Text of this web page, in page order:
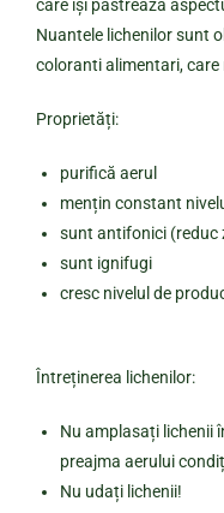
care își păstrează
Nuantele lichenilor sunt
coloranti alimentari,
Proprietăți:
purifică aerul
mențin constant
sunt antifonici (reduc
sunt ignifugi
cresc nivelul de
Întreținerea lichenilor:
Nu amplasați lichenii
preajma aerului
Nu udați lichenii!